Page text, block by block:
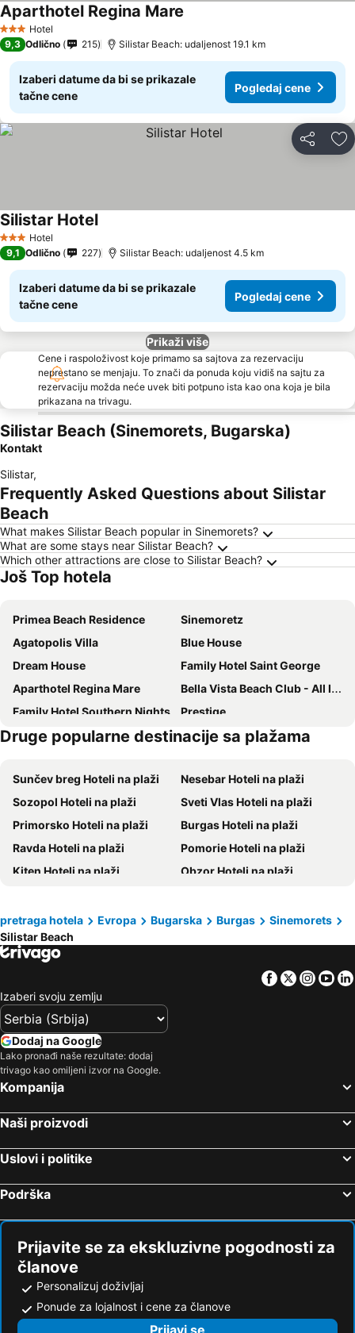
3 Zvezdice
Hotel
Aparthotel Regina Mare
9,3 Odlično 215 Silistar Beach: udaljenost 19.1 km
Izaberi datume da bi se prikazale
tačne cene
Pogledaj cene
Deli
3 Zvezdice
Hotel
Silistar Hotel
9,1 Odlično 227 Silistar Beach: udaljenost 4.5 km
Izaberi datume da bi se prikazale
tačne cene
Pogledaj cene
Prikaži više
Cene i raspoloživost koje primamo sa sajtova za rezervaciju
neprestano se menjaju. To znači da ponuda koju vidiš na sajtu za
rezervaciju možda neće uvek biti potpuno ista kao ona koja je bila
prikazana na trivagu.
Silistar Beach (Sinemorets, Bugarska)
Kontakt
Silistar,
Frequently Asked Questions about Silistar
Beach
What makes Silistar Beach popular in Sinemorets?
What are some stays near Silistar Beach?
Which other attractions are close to Silistar Beach?
Još Top hotela
Primea Beach Residence
Sinemoretz
Agatopolis Villa
Blue House
Dream House
Family Hotel Saint George
Aparthotel Regina Mare
Bella Vista Beach Club - All Inclusive
Family Hotel Southern Nights
Prestige
Valdi
Igneada Resort Hotel & Spa
Longoz Hotel
Hotel Katerini
Kamelia
ATM Ahtopol
Druge popularne destinacije sa plažama
Sunčev breg Hoteli na plaži
Nesebar Hoteli na plaži
Sozopol Hoteli na plaži
Sveti Vlas Hoteli na plaži
Primorsko Hoteli na plaži
Burgas Hoteli na plaži
Ravda Hoteli na plaži
Pomorie Hoteli na plaži
Kiten Hoteli na plaži
Obzor Hoteli na plaži
Tsarevo Hoteli na plaži
Elenite Hoteli na plaži
Aheloy Hoteli na plaži
Djuni Hoteli na plaži
Sinemorets Hoteli na plaži
Kirklareli Hoteli na plaži
Sarafovo Hoteli na plaži
Vize Hoteli na plaži
Lüleburgaz Hoteli na plaži
pretraga hotela Evropa Bugarska Burgas
Sinemorets
Silistar Beach
Facebook
Twitter
Izaberi svoju zemlju
Dodaj na Google
Lako pronađi naše rezultate: dodaj
trivago kao omiljeni izvor na Google.
Kompanija
Naši proizvodi
Uslovi i politike
Podrška
Prijavite se za ekskluzivne pogodnosti za
članove
Personalizuj doživljaj
Ponude za lojalnost i cene za članove
Prijavi se